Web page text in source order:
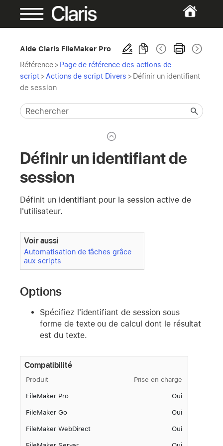
Aide Claris FileMaker Pro
Référence> Page de référence des actions de
script> Actions de script Divers > Définir un identifiant
de session
Définir un identifiant de
session
Définit un identifiant pour la session active de
l'utilisateur.
Voir aussi
Automatisation de tâches grâce
aux scripts
Options
Spécifiez l'identifiant de session sous
forme de texte ou de calcul dont le résultat
est du texte.
Compatibilité
Produit Prise en charge
FileMaker Pro Oui
FileMaker Go Oui
FileMaker WebDirect Oui